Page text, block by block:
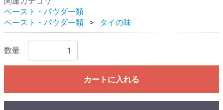
ペースト・パウダー類
ペースト・パウダー類
タイの味
数量
カートに入れる